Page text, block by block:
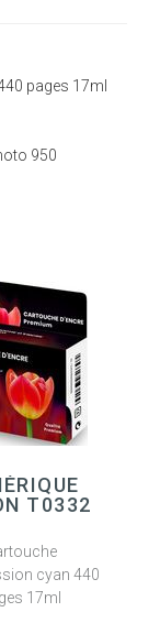
pages 17ml
950
T0332
cyan 440
17ml